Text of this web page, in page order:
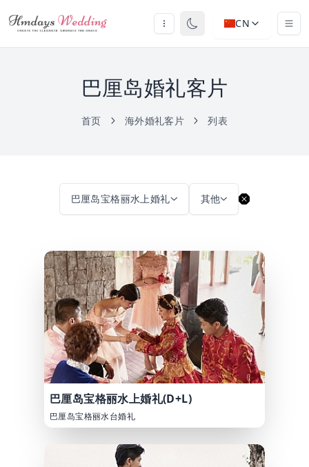
CN
巴厘岛婚礼客片
首页 海外婚礼客片 列表
巴厘岛宝格丽水上婚礼 其他
巴厘岛宝格丽水上婚礼(D+L)
巴厘岛宝格丽水台婚礼